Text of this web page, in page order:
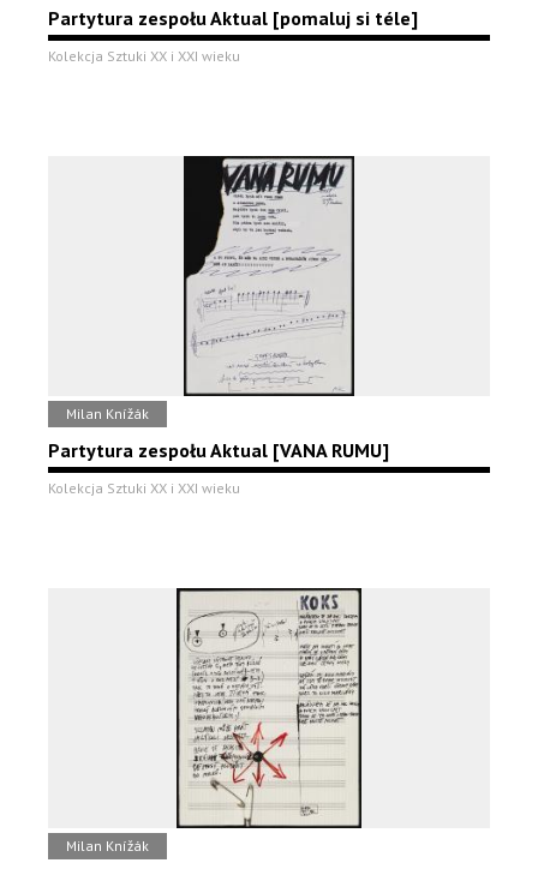
Partytura zespołu Aktual [pomaluj si téle]
Kolekcja Sztuki XX i XXI wieku
Milan Knížák
Partytura zespołu Aktual [VANA RUMU]
Kolekcja Sztuki XX i XXI wieku
Milan Knížák